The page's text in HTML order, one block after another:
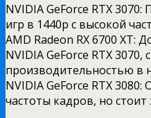
NVIDIA GeForce RTX
игр в 1440p с высокой
AMD Radeon RX 6700 XT:
NVIDIA GeForce RTX
производительностью в
NVIDIA GeForce RTX
частоты кадров, но